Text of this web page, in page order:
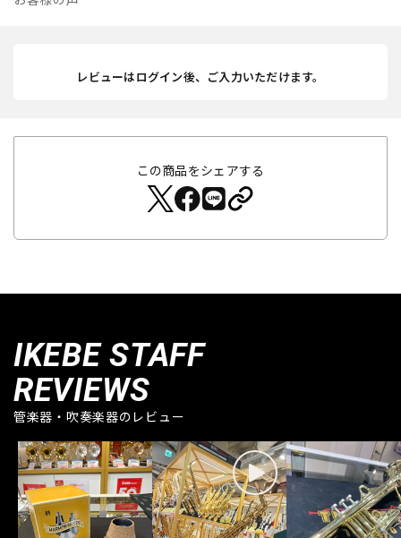
レビューはログイン後、ご入力いただけます。
この商品をシェアする
IKEBE STAFF
REVIEWS
管楽器・吹奏楽器のレビュー